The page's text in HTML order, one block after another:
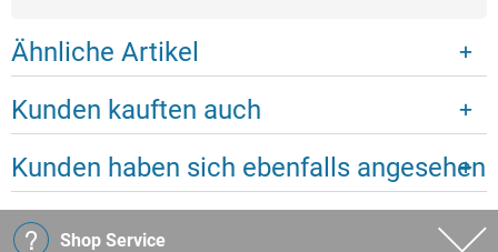
Ähnliche Artikel
Kunden kauften auch
Kunden haben sich ebenfalls angesehen
Shop Service